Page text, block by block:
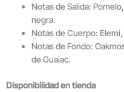
Notas de Salida:
negra.
Notas de Cuerpo:
Notas de Fondo:
de Guaiac.
Disponibilidad en tienda